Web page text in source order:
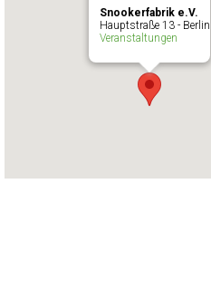
Snookerfabrik e.V.
Hauptstraße 13 - Berlin
Veranstaltungen